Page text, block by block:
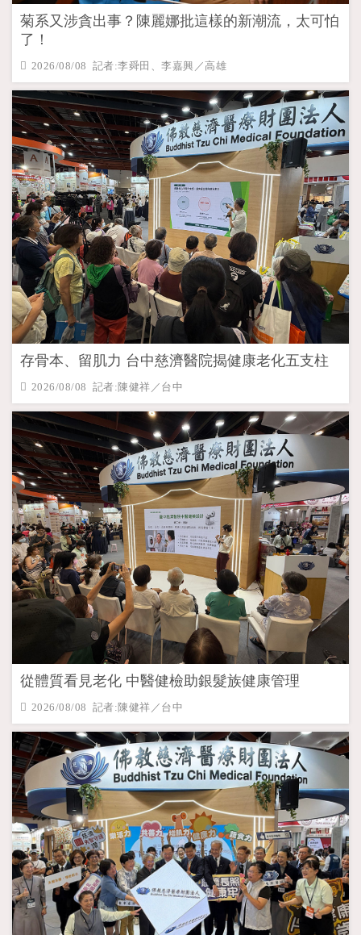
菊系又涉貪出事？陳麗娜批這樣的新潮流，太可怕
了！
2026/08/08 記者:李舜田、李嘉興／高雄
存骨本、留肌力 台中慈濟醫院揭健康老化五支柱
2026/08/08 記者:陳健祥／台中
從體質看見老化 中醫健檢助銀髮族健康管理
2026/08/08 記者:陳健祥／台中